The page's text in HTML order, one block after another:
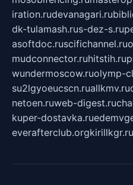
iration.rudevanagari.ru
dk-tulamash.rus-dez-s.ru
asoftdoc.ruscifichannel.ru
mudconnector.ruhitstih.ru
wundermoscow.ruolymp-
su2lgyoeucscn.ruallkmv.ru
netoen.ruweb-digest.ru
kuper-dostavka.ru
everafterclub.orgkirillkgr.ru